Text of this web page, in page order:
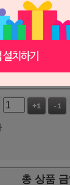
상세보기
+1 -1
총 상품 금